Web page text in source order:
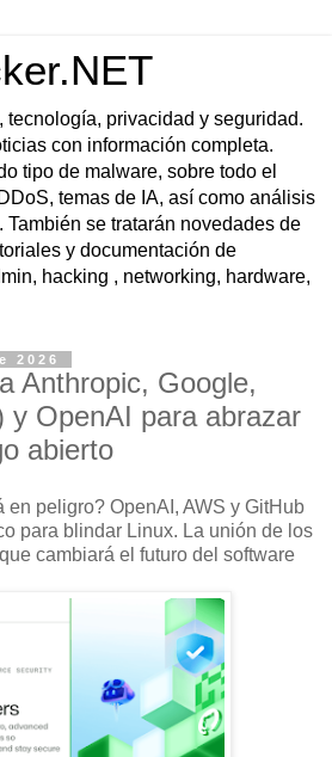
tecnología, privacidad y seguridad.
con información completa.
tipo de malware, sobre todo el
temas de IA, así como análisis
se tratarán novedades de
y documentación de
hacking , networking, hardware,
2026
Anthropic, Google,
y OpenAI para abrazar
abierto
en peligro? OpenAI, AWS y GitHub
para blindar Linux. La unión de los
cambiará el futuro del software